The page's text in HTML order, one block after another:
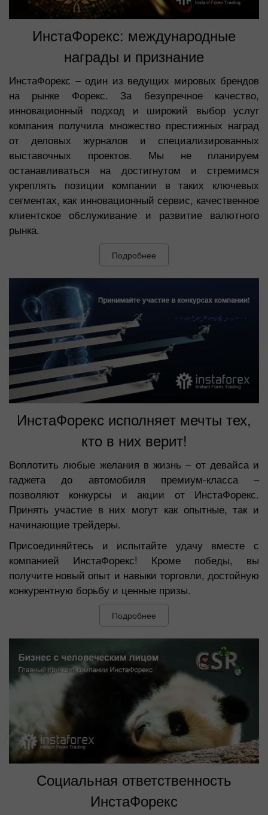
ИнстаФорекс: международные
награды и признание
ИнстаФорекс – один из ведущих мировых брендов
на рынке Форекс. За безупречное качество,
инновационный подход и широкий выбор услуг
компания получила множество престижных наград
от деловых журналов и специализированных
выставочных проектов. Мы не планируем
останавливаться на достигнутом и стремимся
укреплять позиции компании в таких ключевых
сегментах, как инновационный сервис, качественное
клиентское обслуживание и развитие валютного
рынка.
Подробнее
ИнстаФорекс исполняет мечты тех,
кто в них верит!
Воплотить любые желания в жизнь – от девайса и
гаджета до автомобиля премиум-класса –
позволяют конкурсы и акции от ИнстаФорекс.
Принять участие в них могут как опытные, так и
начинающие трейдеры.
Присоединяйтесь и испытайте удачу вместе с
компанией ИнстаФорекс! Кроме победы, вы
получите новый опыт и навыки торговли, достойную
конкурентную борьбу и ценные призы.
Подробнее
Социальная ответственность
ИнстаФорекс